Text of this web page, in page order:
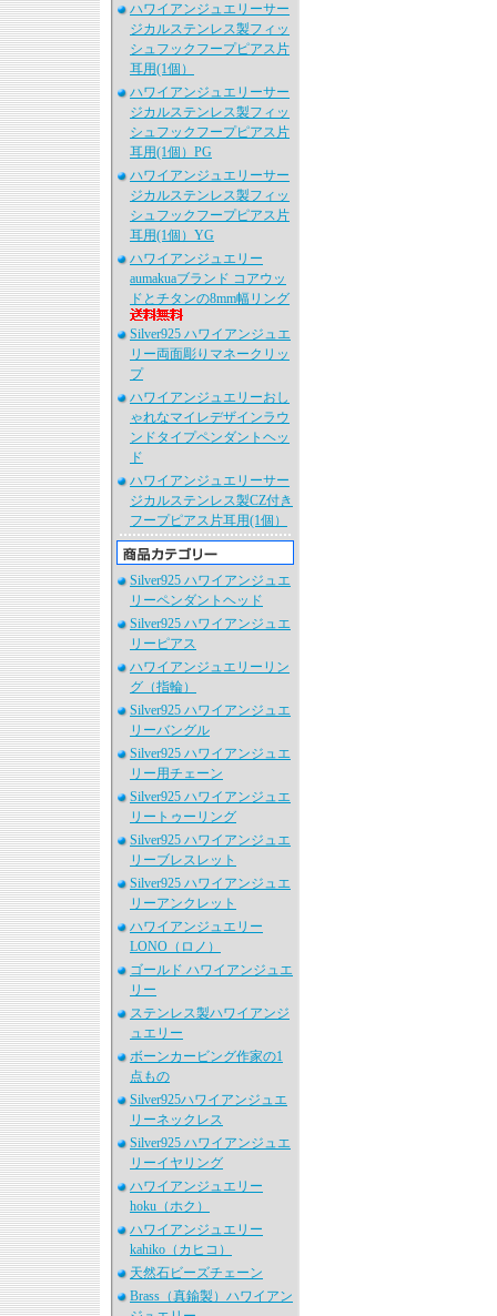
ハワイアンジュエリーサー
ジカルステンレス製フィッ
シュフックフープピアス片
耳用(1個）
ハワイアンジュエリーサー
ジカルステンレス製フィッ
シュフックフープピアス片
耳用(1個）PG
ハワイアンジュエリーサー
ジカルステンレス製フィッ
シュフックフープピアス片
耳用(1個）YG
ハワイアンジュエリー
aumakuaブランド コアウッ
ドとチタンの8mm幅リング
Silver925 ハワイアンジュエ
リー両面彫りマネークリッ
プ
ハワイアンジュエリーおし
ゃれなマイレデザインラウ
ンドタイプペンダントヘッ
ド
ハワイアンジュエリーサー
ジカルステンレス製CZ付き
フープピアス片耳用(1個）
Silver925 ハワイアンジュエ
リーペンダントヘッド
Silver925 ハワイアンジュエ
リーピアス
ハワイアンジュエリーリン
グ（指輪）
Silver925 ハワイアンジュエ
リーバングル
Silver925 ハワイアンジュエ
リー用チェーン
Silver925 ハワイアンジュエ
リートゥーリング
Silver925 ハワイアンジュエ
リーブレスレット
Silver925 ハワイアンジュエ
リーアンクレット
ハワイアンジュエリー
LONO（ロノ）
ゴールド ハワイアンジュエ
リー
ステンレス製ハワイアンジ
ュエリー
ボーンカービング作家の1
点もの
Silver925ハワイアンジュエ
リーネックレス
Silver925 ハワイアンジュエ
リーイヤリング
ハワイアンジュエリー
hoku（ホク）
ハワイアンジュエリー
kahiko（カヒコ）
天然石ビーズチェーン
Brass（真鍮製）ハワイアン